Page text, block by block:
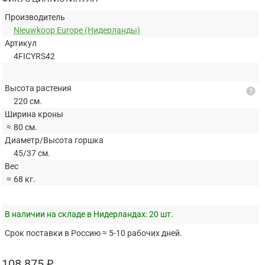
Производитель
Nieuwkoop Europe (Нидерланды)
Артикул
4FICYRS42
Высота растения
220 см.
Ширина кроны
≈ 80 см.
Диаметр/Высота горшка
45/37 см.
Вес
≈ 68 кг.
help
В наличии на складе в Нидерландах:20 шт.
Срок поставки в Россию ≈ 5-10 рабочих дней.